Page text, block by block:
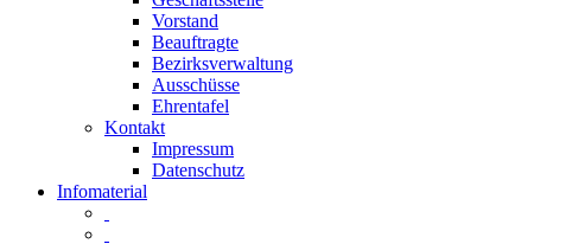
Vorstand
Beauftragte
Bezirksverwaltung
Ausschüsse
Ehrentafel
Kontakt
Impressum
Datenschutz
Infomaterial